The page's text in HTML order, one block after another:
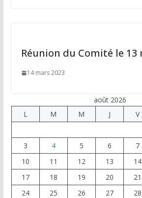
Réunion du Comité le 13
14 mars 2023
août 2026
L
M M J V
3
4 5 6 7
10
11 12 13 14
17
18 19 20 21
24
25 26 27 28